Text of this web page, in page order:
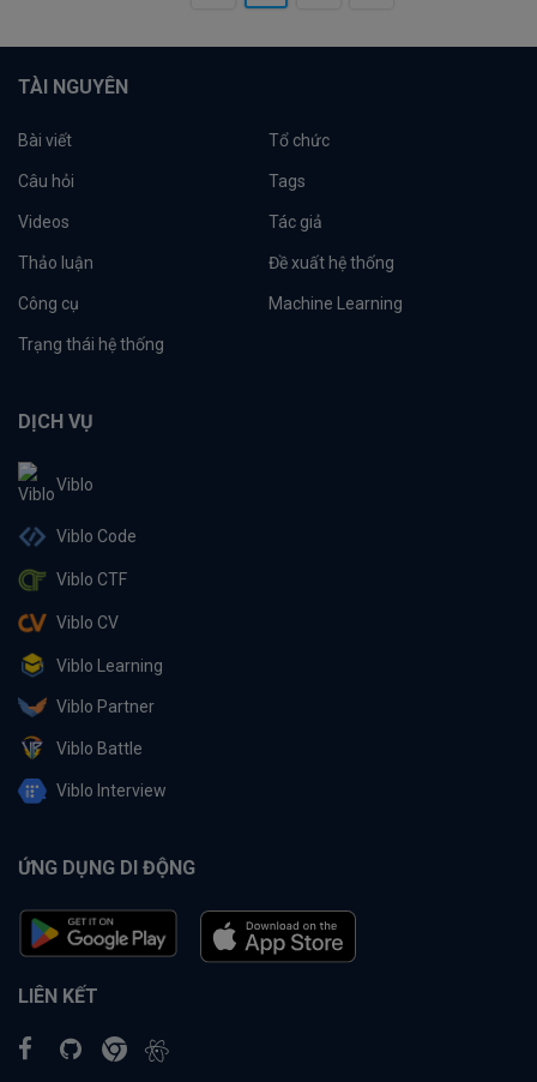
TÀI NGUYÊN
Bài viết Tổ chức
Câu hỏi Tags
Videos Tác giả
Thảo luận Đề xuất hệ thống
Công cụ Machine Learning
Trạng thái hệ thống
DỊCH VỤ
Viblo
Viblo Code
Viblo CTF
Viblo CV
Viblo Learning
Viblo Partner
Viblo Battle
Viblo Interview
ỨNG DỤNG DI ĐỘNG
LIÊN KẾT